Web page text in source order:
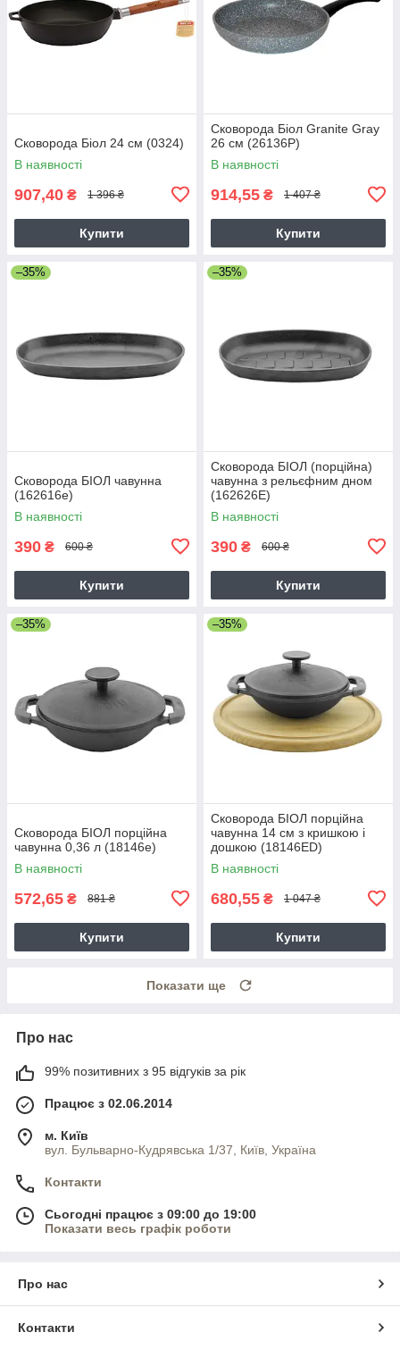
Сковорода Біол 24 см (0324)
В наявності
907,40 ₴ 1 396 ₴
Купити
Сковорода Біол Granite Gray
26 см (26136Р)
В наявності
914,55 ₴ 1 407 ₴
Купити
–35%
Сковорода БІОЛ чавунна
(162616e)
В наявності
390 ₴ 600 ₴
Купити
–35%
Сковорода БІОЛ (порційна)
чавунна з рельєфним дном
(162626E)
В наявності
390 ₴ 600 ₴
Купити
–35%
Сковорода БІОЛ порційна
чавунна 0,36 л (18146e)
В наявності
572,65 ₴ 881 ₴
Купити
–35%
Сковорода БІОЛ порційна
чавунна 14 см з кришкою і
дошкою (18146ED)
В наявності
680,55 ₴ 1 047 ₴
Купити
Показати ще
Про нас
99% позитивних з 95 відгуків за рік
Працює з 02.06.2014
м. Київ
вул. Бульварно-Кудрявська 1/37, Київ, Україна
Контакти
Сьогодні працює з 09:00 до 19:00
Показати весь графік роботи
Про нас
Контакти